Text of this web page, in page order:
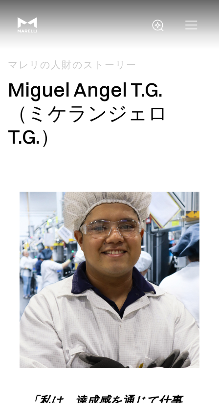
マレリの人財のストーリー
Miguel Angel T.G.
（ミケランジェロ
T.G.）